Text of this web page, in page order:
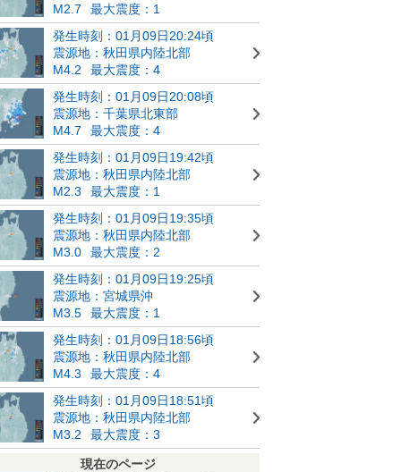
M2.7
最大震度：1
発生時刻：01月09日20:24頃
震源地：秋田県内陸北部
M4.2
最大震度：4
発生時刻：01月09日20:08頃
震源地：千葉県北東部
M4.7
最大震度：4
発生時刻：01月09日19:42頃
震源地：秋田県内陸北部
M2.3
最大震度：1
発生時刻：01月09日19:35頃
震源地：秋田県内陸北部
M3.0
最大震度：2
発生時刻：01月09日19:25頃
震源地：宮城県沖
M3.5
最大震度：1
発生時刻：01月09日18:56頃
震源地：秋田県内陸北部
M4.3
最大震度：4
発生時刻：01月09日18:51頃
震源地：秋田県内陸北部
M3.2
最大震度：3
現在のページ